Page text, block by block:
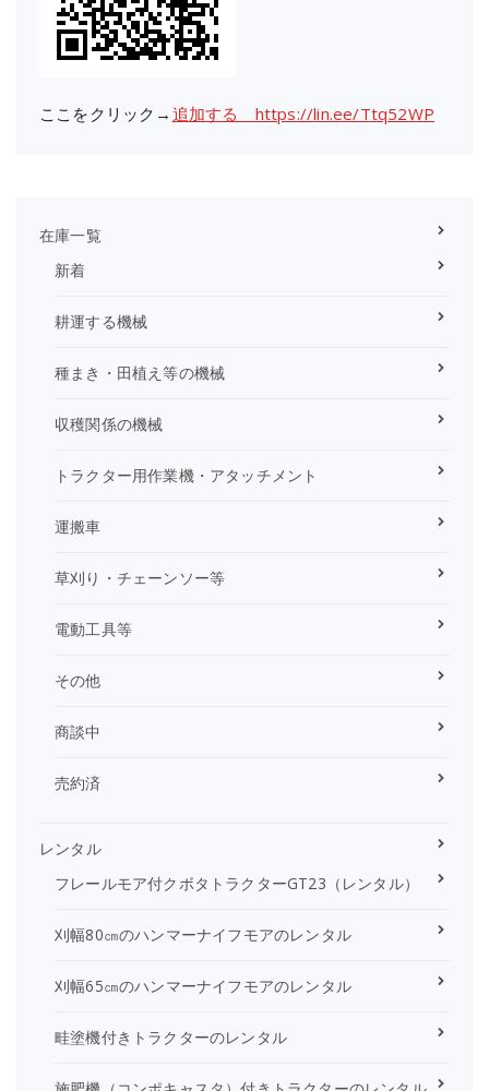
ここをクリック→ 追加する https://lin.ee/Ttq52WP
在庫一覧
新着
耕運する機械
種まき・田植え等の機械
収穫関係の機械
トラクター用作業機・アタッチメント
運搬車
草刈り・チェーンソー等
電動工具等
その他
商談中
売約済
レンタル
フレールモア付クボタトラクターGT23（レンタル）
刈幅80㎝のハンマーナイフモアのレンタル
刈幅65㎝のハンマーナイフモアのレンタル
畦塗機付きトラクターのレンタル